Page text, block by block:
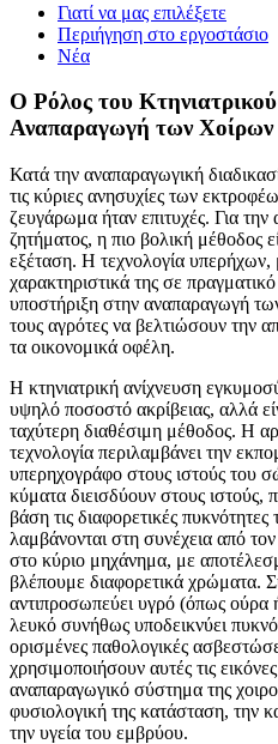
Γιατί να μας επιλέξετε
Περιήγηση στο εργοστάσιο
Νέα
Ο Ρόλος του
Αναπαραγωγή των Χοίρων
Κατά την αναπαραγωγική
τις κύριες ανησυχίες των
ζευγάρωμα ήταν επιτυχές. Για την
ζητήματος, η πιο βολική μέθοδος
εξέταση. Η τεχνολογία υπερήχων,
χαρακτηριστικά της σε
υποστήριξη στην αναπαραγωγή
τους αγρότες να βελτιώσουν την
τα οικονομικά οφέλη.
Η κτηνιατρική ανίχνευση
υψηλό ποσοστό ακρίβειας, αλλά
ταχύτερη διαθέσιμη μέθοδος. Η
τεχνολογία περιλαμβάνει την
υπερηχογράφο στους ιστούς του
κύματα διεισδύουν στους ιστούς,
βάση τις διαφορετικές
λαμβάνονται στη συνέχεια από
στο κύριο μηχάνημα, με
βλέπουμε διαφορετικά χρώματα.
αντιπροσωπεύει υγρό (όπως ούρα
λευκό συνήθως υποδεικνύει
ορισμένες παθολογικές
χρησιμοποιήσουν αυτές τις
αναπαραγωγικό σύστημα της
φυσιολογική της κατάσταση, την
την υγεία του εμβρύου.